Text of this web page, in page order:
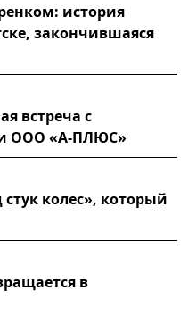
история
закончившаяся
встреча с
ООО «А-ПЛЮС»
колес», который
в